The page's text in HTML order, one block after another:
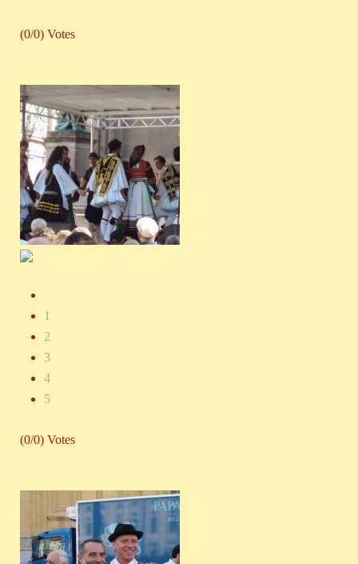
(0/0) Votes
1
2
3
4
5
(0/0) Votes